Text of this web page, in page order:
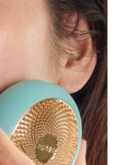
Entrega prevista8/13/26
Entrega prevista8/10/26
Entrega prevista 8/9/26
Entrega prevista8/9/26
Entrega prevista8/9/26